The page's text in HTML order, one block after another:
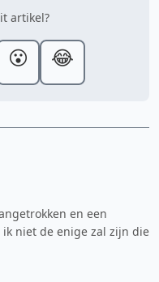
artikel?
😮 😂
en een
niet de enige zal zijn die